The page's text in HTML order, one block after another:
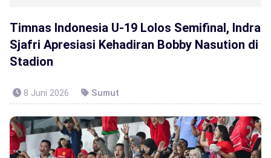
Timnas Indonesia U-19 Lolos Semifinal, Indra
Sjafri Apresiasi Kehadiran Bobby Nasution di
Stadion
8 Juni 2026 Sumut